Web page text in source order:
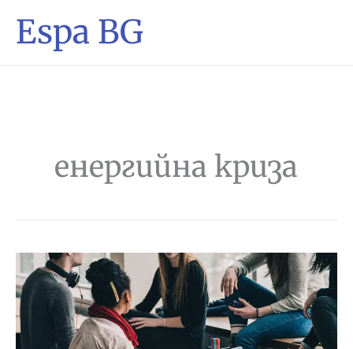
Espa BG
енергийна криза